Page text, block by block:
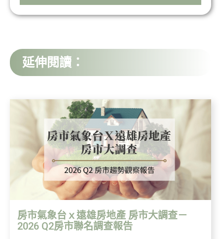
延伸閱讀：
房市氣象台ｘ遠雄房地產 房市大調查－
2026 Q2房市聯名調查報告